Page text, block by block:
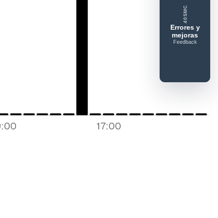
17:00
40SMC
Errores y
mejoras
Feedback